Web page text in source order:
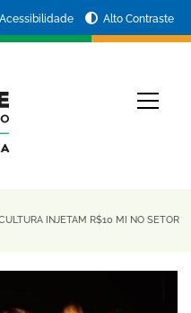
Acessibilidade Alto Contraste
INJETAM R$10 MI NO SETOR